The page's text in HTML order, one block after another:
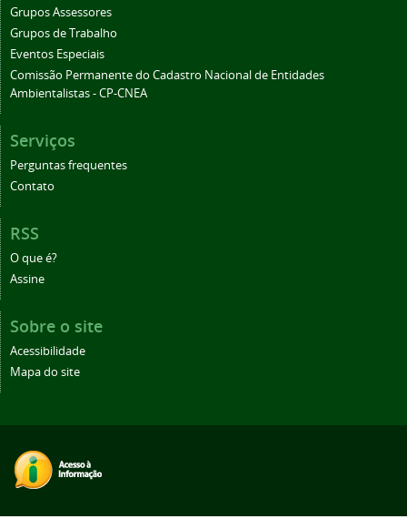
Grupos Assessores
Grupos de Trabalho
Eventos Especiais
Comissão Permanente do Cadastro Nacional de Entidades
Ambientalistas - CP-CNEA
Serviços
Perguntas frequentes
Contato
RSS
O que é?
Assine
Sobre o site
Acessibilidade
Mapa do site